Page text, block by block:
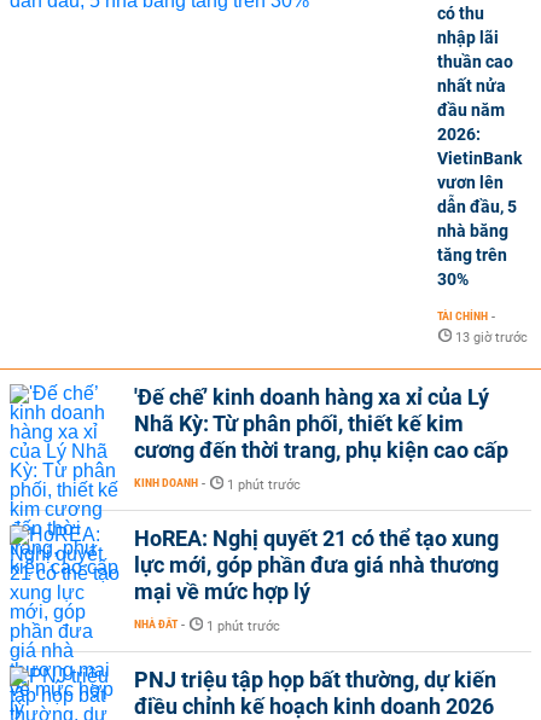
có thu
nhập lãi
thuần cao
nhất nửa
đầu năm
2026:
VietinBank
vươn lên
dẫn đầu, 5
nhà băng
tăng trên
30%
TÀI CHÍNH -
13 giờ trước
'Đế chế’ kinh doanh hàng xa xỉ của Lý
Nhã Kỳ: Từ phân phối, thiết kế kim
cương đến thời trang, phụ kiện cao cấp
KINH DOANH - 1 phút trước
HoREA: Nghị quyết 21 có thể tạo xung
lực mới, góp phần đưa giá nhà thương
mại về mức hợp lý
NHÀ ĐẤT - 1 phút trước
PNJ triệu tập họp bất thường, dự kiến
điều chỉnh kế hoạch kinh doanh 2026